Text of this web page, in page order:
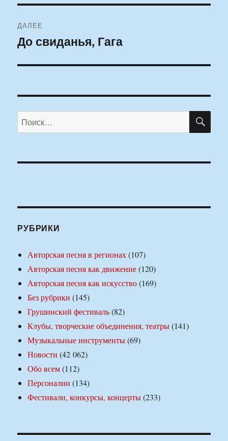
ДАЛЕЕ
Следующая
До свиданья, Гага
Искать:
РУБРИКИ
Авторская песня в регионах(107)
Авторская песня как движение(120)
Авторская песня как искусство(169)
Без рубрики (145)
Грушинский фестиваль(82)
Клубы, творческие объединения, театры(141)
Музыкальные инструменты(69)
Новости (42 062)
Обо всем(112)
Персоналии (134)
Фестивали, конкурсы, концерты(233)